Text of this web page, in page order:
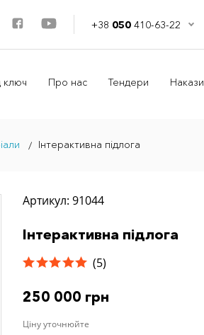
+38 050 410-63-22
ключ Про нас Тендери Накази
Інтерактивна підлога
Артикул: 91044
Інтерактивна підлога
(5)
250 000 грн
Ціну уточнюйте